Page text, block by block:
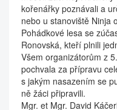
kořenářky poznávali a
nebo u stanoviště Ninja
Pohádkové lesa se
Ronovská, kteří plnili
Všem organizátorům z
pochvala za přípravu
s jakým nasazením se
ně žáci připravili.
Mgr. et Mgr. David